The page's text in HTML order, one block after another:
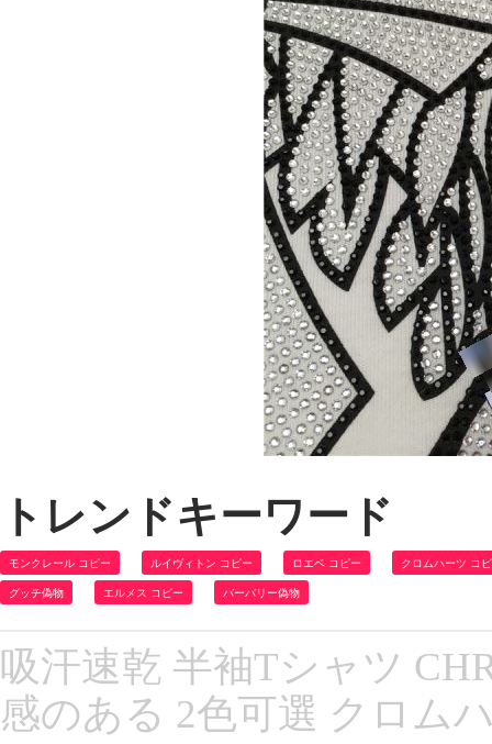
トレンドキーワード
モンクレール コピー ルイヴィトン コピー ロエベ コピー クロムハーツ コ
グッチ偽物 エルメス コピー バーバリー偽物
吸汗速乾 半袖Tシャツ
感のある 2色可選 クロム